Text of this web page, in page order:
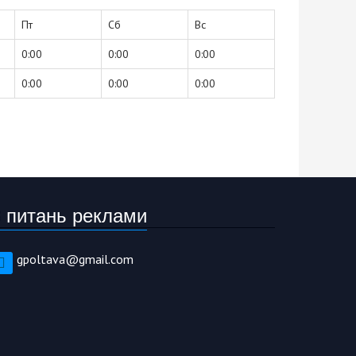
Пт Сб Вс
0:00 0:00 0:00
0:00 0:00 0:00
питань реклами
gpoltava@gmail.com